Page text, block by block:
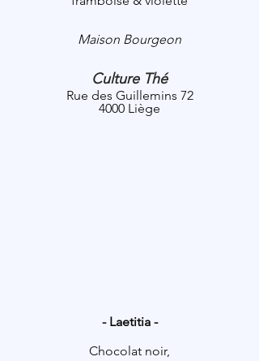
Maison Bourgeon
Culture Thé
Rue des Guillemins 72
4000 Liège
- Laetitia -
Chocolat noir,